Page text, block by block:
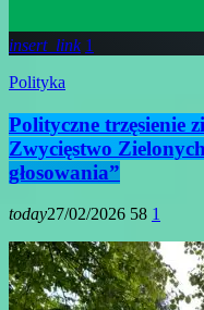
insert_link 1
Polityka
Polityczne trzęsienie
Zwycięstwo
głosowania”
today27/02/2026 58 1